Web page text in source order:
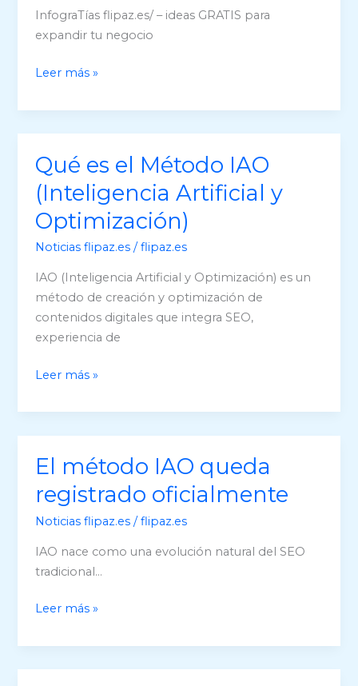
de
Google
InfograTías flipaz.es/ – ideas GRATIS para
expandir tu negocio
5
para
reclamar
ficha
de
Google
Maps
Leer más »
Qué es el Método IAO
(Inteligencia Artificial y
Optimización)
Noticias flipaz.es /flipaz.es
IAO (Inteligencia Artificial y Optimización) es un
método de creación y optimización de
contenidos digitales que integra SEO,
experiencia de
Qué
el
Método
IAO
(Inteligencia
Artificial
y
Leer más »
El método IAO queda
registrado oficialmente
Noticias flipaz.es /flipaz.es
IAO nace como una evolución natural del SEO
tradicional…
El
IAO
queda
Leer más »